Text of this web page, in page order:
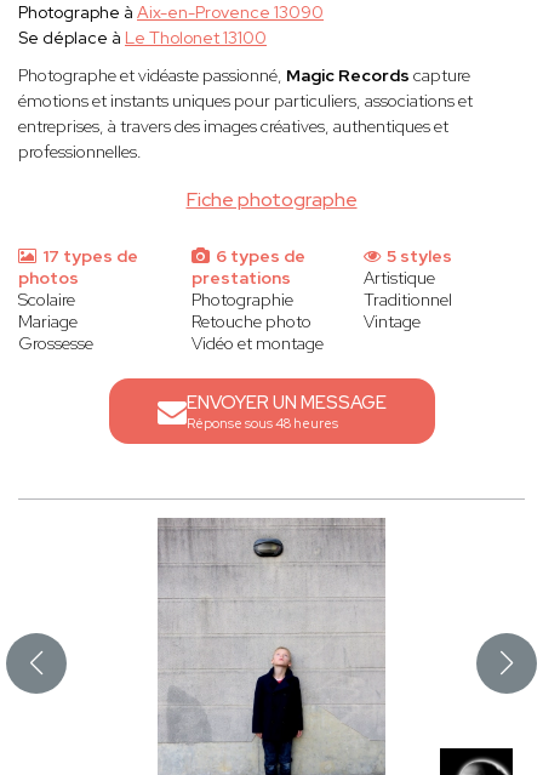
Fiche photographe
Photographe à Aix-en-Provence 13090
Se déplace à Le Tholonet 13100
Photographe et vidéaste passionné, Magic Records capture
émotions et instants uniques pour particuliers, associations et
entreprises, à travers des images créatives, authentiques et
professionnelles.
17 types de
photos
Scolaire
Mariage
Grossesse
6 types de
prestations
Photographie
Retouche photo
Vidéo et montage
5 styles
Artistique
Traditionnel
Vintage
ENVOYER UN MESSAGE
Réponse sous 48 heures